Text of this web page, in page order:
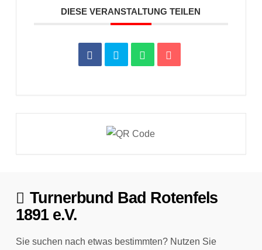
DIESE VERANSTALTUNG TEILEN
Turnerbund Bad Rotenfels
1891 e.V.
Sie suchen nach etwas bestimmten? Nutzen Sie